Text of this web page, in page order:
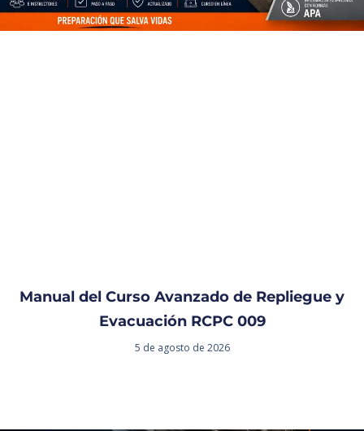
Manual del Curso Avanzado de Repliegue y
Evacuación RCPC 009
5 de agosto de 2026